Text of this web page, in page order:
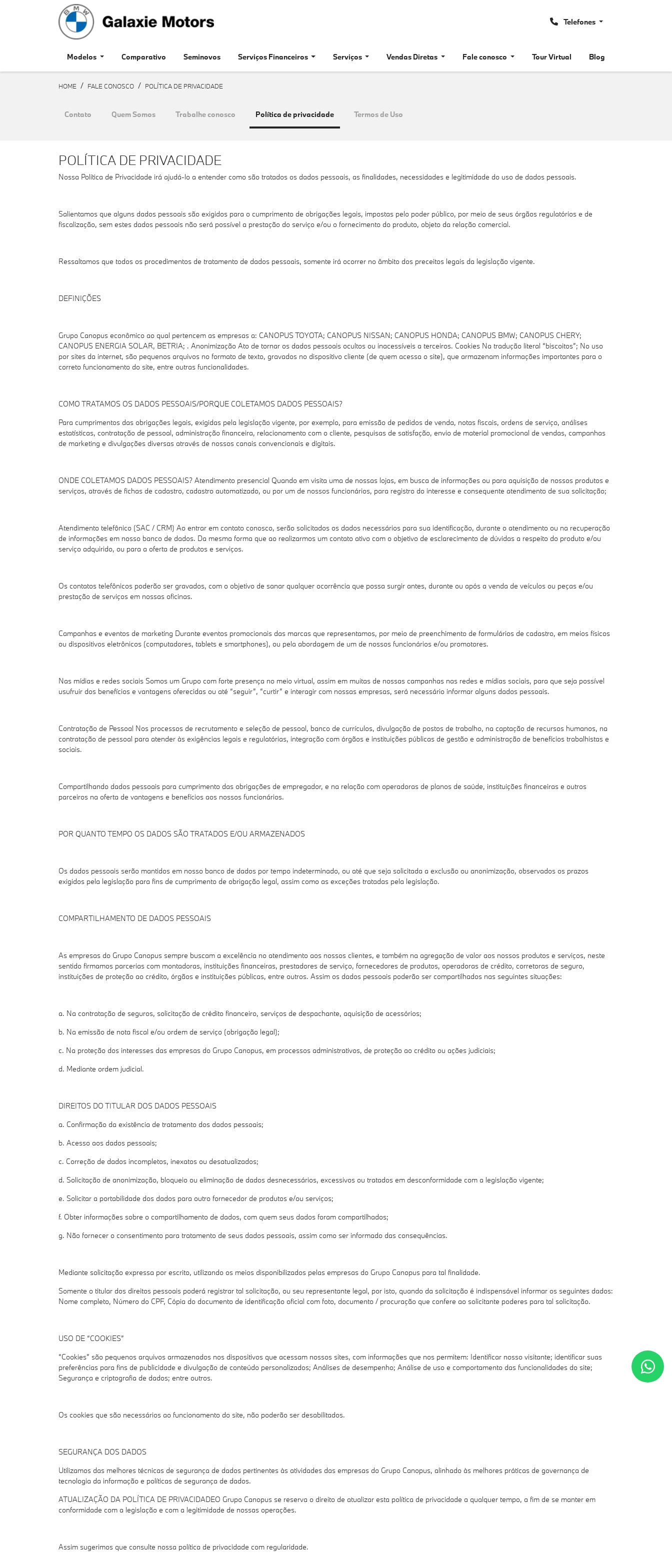
Telefones
Modelos Comparativo Seminovos Serviços Financeiros Serviços Vendas Diretas Fale conosco Tour Virtual Blog
HOME FALE CONOSCO POLÍTICA DE PRIVACIDADE
Contato Quem Somos Trabalhe conosco Política de privacidade Termos de Uso
POLÍTICA DE PRIVACIDADE
Nossa Política de Privacidade irá ajudá-lo a entender como são tratados os dados pessoais, as finalidades, necessidades e legitimidade do uso de dados pessoais.
Salientamos que alguns dados pessoais são exigidos para o cumprimento de obrigações legais, impostas pelo poder público, por meio de seus órgãos regulatórios e de
fiscalização, sem estes dados pessoais não será possível a prestação do serviço e/ou o fornecimento do produto, objeto da relação comercial.
Ressaltamos que todos os procedimentos de tratamento de dados pessoais, somente irá ocorrer no âmbito dos preceitos legais da legislação vigente.
DEFINIÇÕES
Grupo Canopus econômico ao qual pertencem as empresas a: CANOPUS TOYOTA; CANOPUS NISSAN; CANOPUS HONDA; CANOPUS BMW; CANOPUS CHERY;
CANOPUS ENERGIA SOLAR, BETRIA; . Anonimização Ato de tornar os dados pessoais ocultos ou inacessíveis a terceiros. Cookies Na tradução literal “biscoitos”; No uso
por sites da internet, são pequenos arquivos no formato de texto, gravados no dispositivo cliente (de quem acessa o site), que armazenam informações importantes para o
correto funcionamento do site, entre outras funcionalidades.
COMO TRATAMOS OS DADOS PESSOAIS/PORQUE COLETAMOS DADOS PESSOAIS?
Para cumprimentos das obrigações legais, exigidas pela legislação vigente, por exemplo, para emissão de pedidos de venda, notas fiscais, ordens de serviço, análises
estatísticas, contratação de pessoal, administração financeira, relacionamento com o cliente, pesquisas de satisfação, envio de material promocional de vendas, campanhas
de marketing e divulgações diversas através de nossos canais convencionais e digitais.
ONDE COLETAMOS DADOS PESSOAIS? Atendimento presencial Quando em visita uma de nossas lojas, em busca de informações ou para aquisição de nossos produtos e
serviços, através de fichas de cadastro, cadastro automatizado, ou por um de nossos funcionários, para registro do interesse e consequente atendimento de sua solicitação;
Atendimento telefônico (SAC / CRM) Ao entrar em contato conosco, serão solicitados os dados necessários para sua identificação, durante o atendimento ou na recuperação
de informações em nosso banco de dados. Da mesma forma que ao realizarmos um contato ativo com o objetivo de esclarecimento de dúvidas a respeito do produto e/ou
serviço adquirido, ou para a oferta de produtos e serviços.
Os contatos telefônicos poderão ser gravados, com o objetivo de sanar qualquer ocorrência que possa surgir antes, durante ou após a venda de veículos ou peças e/ou
prestação de serviços em nossas oficinas.
Campanhas e eventos de marketing Durante eventos promocionais das marcas que representamos, por meio de preenchimento de formulários de cadastro, em meios físicos
ou dispositivos eletrônicos (computadores, tablets e smartphones), ou pela abordagem de um de nossos funcionários e/ou promotores.
Nas mídias e redes sociais Somos um Grupo com forte presença no meio virtual, assim em muitas de nossas campanhas nas redes e mídias sociais, para que seja possível
usufruir dos benefícios e vantagens oferecidas ou até “seguir”, “curtir” e interagir com nossas empresas, será necessário informar alguns dados pessoais.
Contratação de Pessoal Nos processos de recrutamento e seleção de pessoal, banco de currículos, divulgação de postos de trabalho, na captação de recursos humanos, na
contratação de pessoal para atender às exigências legais e regulatórias, integração com órgãos e instituições públicas de gestão e administração de benefícios trabalhistas e
sociais.
Compartilhando dados pessoais para cumprimento das obrigações de empregador, e na relação com operadoras de planos de saúde, instituições financeiras e outros
parceiros na oferta de vantagens e benefícios aos nossos funcionários.
POR QUANTO TEMPO OS DADOS SÃO TRATADOS E/OU ARMAZENADOS
Os dados pessoais serão mantidos em nosso banco de dados por tempo indeterminado, ou até que seja solicitada a exclusão ou anonimização, observados os prazos
exigidos pela legislação para fins de cumprimento de obrigação legal, assim como as exceções tratadas pela legislação.
COMPARTILHAMENTO DE DADOS PESSOAIS
As empresas do Grupo Canopus sempre buscam a excelência no atendimento aos nossos clientes, e também na agregação de valor aos nossos produtos e serviços, neste
sentido firmamos parcerias com montadoras, instituições financeiras, prestadores de serviço, fornecedores de produtos, operadoras de crédito, corretoras de seguro,
instituições de proteção ao crédito, órgãos e instituições públicas, entre outros. Assim os dados pessoais poderão ser compartilhados nas seguintes situações:
a. Na contratação de seguros, solicitação de crédito financeiro, serviços de despachante, aquisição de acessórios;
b. Na emissão de nota fiscal e/ou ordem de serviço (obrigação legal);
c. Na proteção dos interesses das empresas do Grupo Canopus, em processos administrativos, de proteção ao crédito ou ações judiciais;
d. Mediante ordem judicial.
DIREITOS DO TITULAR DOS DADOS PESSOAIS
a. Confirmação da existência de tratamento dos dados pessoais;
b. Acesso aos dados pessoais;
c. Correção de dados incompletos, inexatos ou desatualizados;
d. Solicitação de anonimização, bloqueio ou eliminação de dados desnecessários, excessivos ou tratados em desconformidade com a legislação vigente;
e. Solicitar a portabilidade dos dados para outro fornecedor de produtos e/ou serviços;
f. Obter informações sobre o compartilhamento de dados, com quem seus dados foram compartilhados;
g. Não fornecer o consentimento para tratamento de seus dados pessoais, assim como ser informado das consequências.
Mediante solicitação expressa por escrito, utilizando os meios disponibilizados pelas empresas do Grupo Canopus para tal finalidade.
Somente o titular dos direitos pessoais poderá registrar tal solicitação, ou seu representante legal, por isto, quando da solicitação é indispensável informar os seguintes dados:
Nome completo, Número do CPF, Cópia do documento de identificação oficial com foto, documento / procuração que confere ao solicitante poderes para tal solicitação.
USO DE “COOKIES”
“Cookies” são pequenos arquivos armazenados nos dispositivos que acessam nossos sites, com informações que nos permitem: Identificar nosso visitante; identificar suas
preferências para fins de publicidade e divulgação de conteúdo personalizados; Análises de desempenho; Análise de uso e comportamento das funcionalidades do site;
Segurança e criptografia de dados; entre outros.
Os cookies que são necessários ao funcionamento do site, não poderão ser desabilitados.
SEGURANÇA DOS DADOS
Utilizamos das melhores técnicas de segurança de dados pertinentes às atividades das empresas do Grupo Canopus, alinhado às melhores práticas de governança de
tecnologia da informação e políticas de segurança de dados.
ATUALIZAÇÃO DA POLÍTICA DE PRIVACIDADEO Grupo Canopus se reserva o direito de atualizar esta política de privacidade a qualquer tempo, a fim de se manter em
conformidade com a legislação e com a legitimidade de nossas operações.
Assim sugerimos que consulte nossa política de privacidade com regularidade.